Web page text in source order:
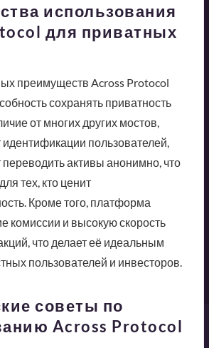
использования
для приватных
преимуществ Across Protocol
сохранять приватность
от многих других мостов,
пользователей,
переводить активы анонимно, что
тех, кто ценит
Кроме того, платформа
комиссии и высокую скорость
что делает её идеальным
пользователей и инвесторов.
советы по
Across Protocol